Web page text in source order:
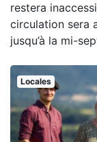
restera
circulation sera
jusqu’à la mi-
Locales